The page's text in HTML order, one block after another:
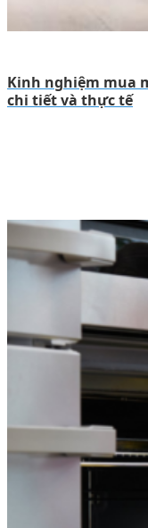
Kinh nghiệm mua
chi tiết và thực tế